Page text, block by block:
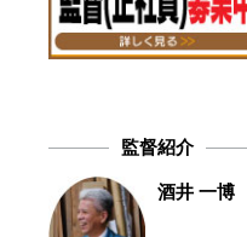
監督紹介
酒井 一博